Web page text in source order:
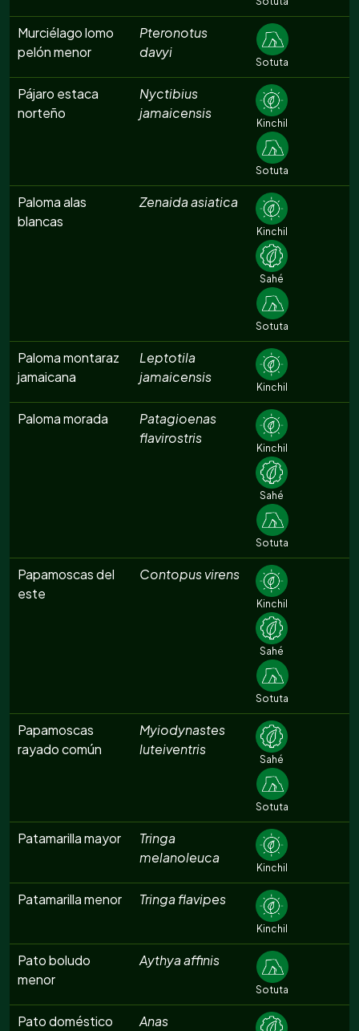
Murciélago lomo
pelón menor
Pteronotus
davyi
Sotuta
Pájaro estaca
norteño
Nyctibius
jamaicensis
Kinchil
Sotuta
Paloma alas
blancas
Zenaida asiatica
Kinchil
Sahé
Sotuta
Paloma montaraz
jamaicana
Leptotila
jamaicensis
Kinchil
Paloma morada
Patagioenas
flavirostris
Kinchil
Sahé
Sotuta
Papamoscas del
este
Contopus virens
Kinchil
Sahé
Sotuta
Papamoscas
rayado común
Myiodynastes
luteiventris
Sahé
Sotuta
Patamarilla mayor
Tringa
melanoleuca
Kinchil
Patamarilla menor Tringa flavipes
Kinchil
Pato boludo
menor
Aythya affinis
Sotuta
Pato doméstico
Anas